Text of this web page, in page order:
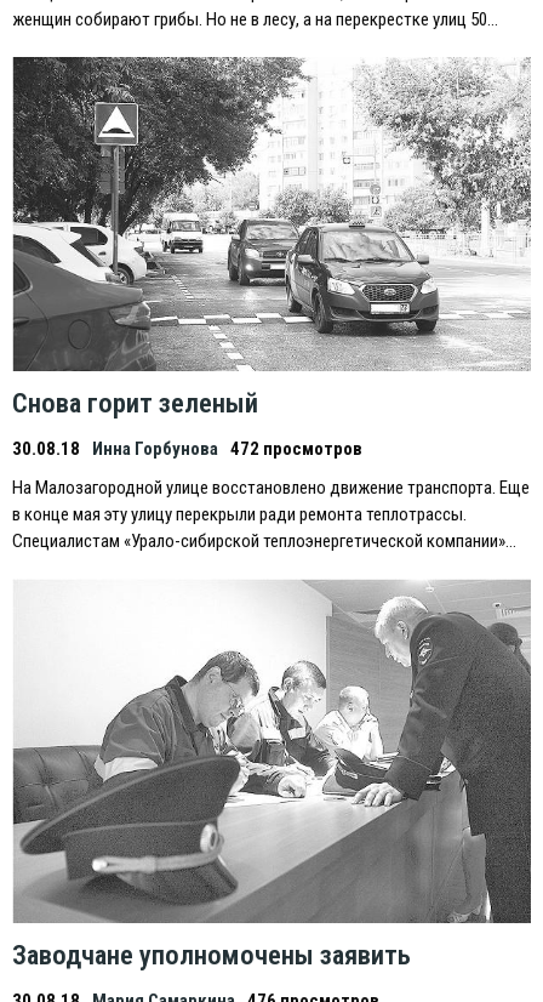
женщин собирают грибы. Но не в лесу, а на перекрестке улиц 50…
Снова горит зеленый
30.08.18 Инна Горбунова 472 просмотров
На Малозагородной улице восстановлено движение транспорта. Eще
в конце мая эту улицу перекрыли ради ремонта теплотрассы.
Специалистам «Урало-сибирской теплоэнергетической компании»…
Заводчане уполномочены заявить